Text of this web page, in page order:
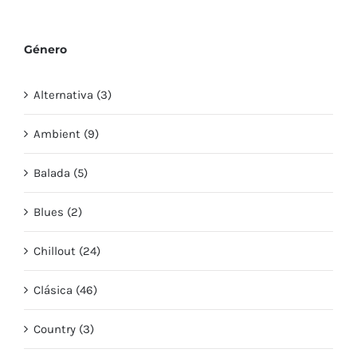
Género
Alternativa (3)
Ambient (9)
Balada (5)
Blues (2)
Chillout (24)
Clásica (46)
Country (3)